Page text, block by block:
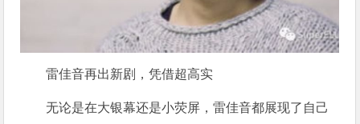
雷佳音再出新剧，凭借超高实
无论是在大银幕还是小荧屏，雷佳音都展现了自己